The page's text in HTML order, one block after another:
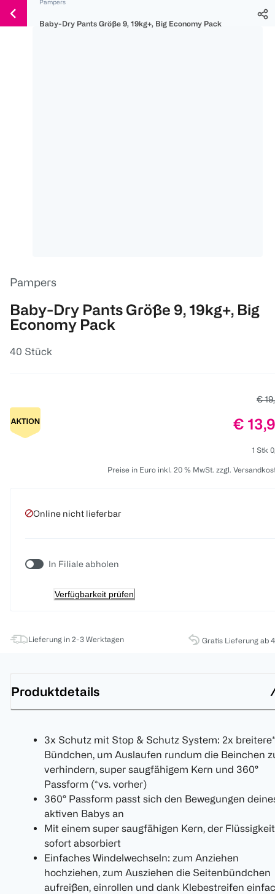
150 Ös
300 Ös
500 Ös
Weiter
zum
Pampers
Baby-Dry Pants Größe 9, 19kg+, Big Economy Pack
Pampers
Baby-Dry Pants Größe 9, 19kg+, Big
Economy Pack
40 Stück
€
Preis:
€
1 Stk
Preise in Euro inkl. 20 % MwSt. zzgl.
Online nicht lieferbar
In Filiale abholen
Verfügbarkeit prüfen
Lieferung in 2-3 Werktagen Gratis Lieferung ab
Produktdetails
3x Schutz mit Stop & Schutz System: 2x breitere*
Bündchen, um Auslaufen rundum die Beinchen
verhindern, super saugfähigem Kern und 360°
Passform (*vs. vorher)
360° Passform passt sich den Bewegungen
aktiven Babys an
Mit einem super saugfähigen Kern, der Flüssigkeit
sofort absorbiert
Einfaches Windelwechseln: zum Anziehen
hochziehen, zum Ausziehen die Seitenbündchen
aufreißen, einrollen und dank Klebestreifen